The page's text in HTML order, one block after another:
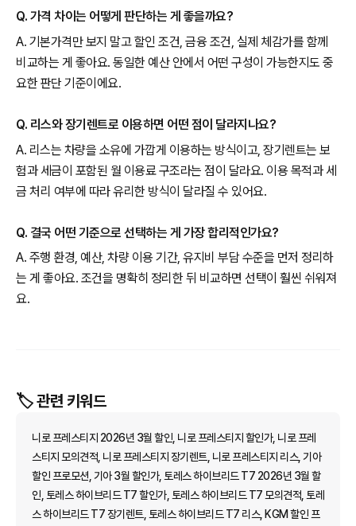
Q. 가격 차이는 어떻게 판단하는 게 좋을까요?
A. 기본가격만 보지 말고 할인 조건, 금융 조건, 실제 체감가를 함께
비교하는 게 좋아요. 동일한 예산 안에서 어떤 구성이 가능한지도 중
요한 판단 기준이에요.
Q. 리스와 장기렌트로 이용하면 어떤 점이 달라지나요?
A. 리스는 차량을 소유에 가깝게 이용하는 방식이고, 장기렌트는 보
험과 세금이 포함된 월 이용료 구조라는 점이 달라요. 이용 목적과 세
금 처리 여부에 따라 유리한 방식이 달라질 수 있어요.
Q. 결국 어떤 기준으로 선택하는 게 가장 합리적인가요?
A. 주행 환경, 예산, 차량 이용 기간, 유지비 부담 수준을 먼저 정리하
는 게 좋아요. 조건을 명확히 정리한 뒤 비교하면 선택이 훨씬 쉬워져
요.
🏷️ 관련 키워드
니로 프레스티지 2026년 3월 할인, 니로 프레스티지 할인가, 니로 프레
스티지 모의견적, 니로 프레스티지 장기렌트, 니로 프레스티지 리스, 기아
할인 프로모션, 기아 3월 할인가, 토레스 하이브리드 T7 2026년 3월 할
인, 토레스 하이브리드 T7 할인가, 토레스 하이브리드 T7 모의견적, 토레
스 하이브리드 T7 장기렌트, 토레스 하이브리드 T7 리스, KGM 할인 프